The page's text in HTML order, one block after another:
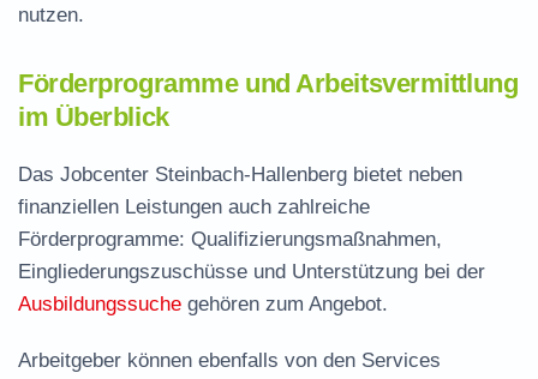
nutzen.
Förderprogramme und Arbeitsvermittlung
im Überblick
Das Jobcenter Steinbach-Hallenberg bietet neben
finanziellen Leistungen auch zahlreiche
Förderprogramme: Qualifizierungsmaßnahmen,
Eingliederungszuschüsse und Unterstützung bei der
Ausbildungssuche gehören zum Angebot.
Arbeitgeber können ebenfalls von den Services